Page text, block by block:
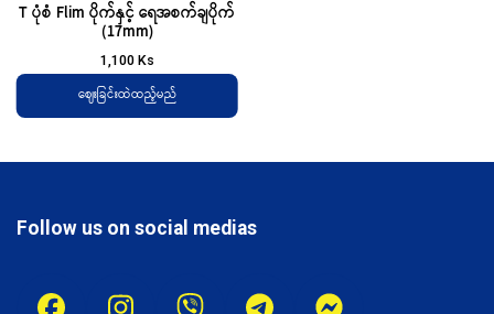
T ပုံစံ Flim ပိုက်နှင့် ရေအစက်ချပိုက်
(17mm)
1,100 Ks
ဈေးခြင်းထဲထည့်မည်
Follow us on social medias